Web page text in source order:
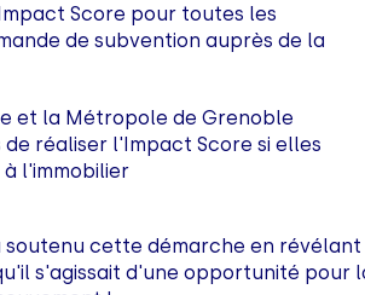
Score pour toutes les
de subvention auprès de la
et la Métropole de Grenoble
réaliser l'Impact Score si elles
l'immobilier
soutenu cette démarche en révélant
s'agissait d'une opportunité pour